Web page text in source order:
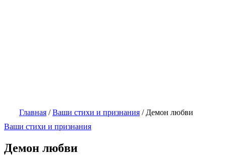
Главная /Ваши стихи и признания / Демон любви
Ваши стихи и признания
Демон любви